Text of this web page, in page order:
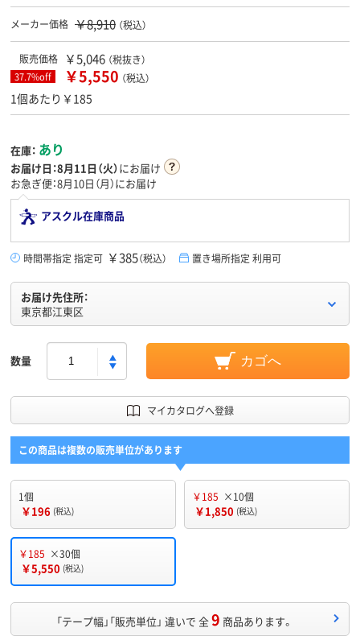
メーカー価格 ￥8,910 （税込）
販売価格 ￥5,046 （税抜き）
37.7%off ￥5,550 （税込）
1個あたり￥185
在庫： あり
お届け日：8月11日（火）にお届け
お急ぎ便：8月10日（月）にお届け
アスクル在庫商品
時間帯指定 指定可 ￥385（税込） 置き場所指定 利用可
お届け先住所：
東京都江東区
数量 カゴへ
マイカタログへ登録
この商品は複数の販売単位があります
1個
￥196 (税込)
￥185 ×10個
￥1,850 (税込)
￥185 ×30個
￥5,550 (税込)
「テープ幅」「販売単位」 違いで 全9 商品あります。